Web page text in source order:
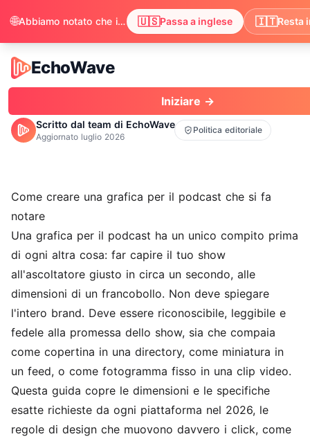
EchoWave
EchoWave
Iniziare →
Scritto dal team di EchoWave
Aggiornato luglio 2026
Politica editoriale
Come creare una grafica per il podcast che si fa
notare
Una grafica per il podcast ha un unico compito prima
di ogni altra cosa: far capire il tuo show
all'ascoltatore giusto in circa un secondo, alle
dimensioni di un francobollo. Non deve spiegare
l'intero brand. Deve essere riconoscibile, leggibile e
fedele alla promessa dello show, sia che compaia
come copertina in una directory, come miniatura in
un feed, o come fotogramma fisso in una clip video.
Questa guida copre le dimensioni e le specifiche
esatte richieste da ogni piattaforma nel 2026, le
regole di design che muovono davvero i click, come
🌐 Abbiamo notato che il tuo browser preferisce inglese. Vuoi passare per vedere i contenuti in inglese? 🇺🇸Passa a inglese 🇮🇹Resta